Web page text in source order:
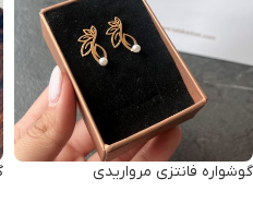
گوشواره فانتزی مرواریدی